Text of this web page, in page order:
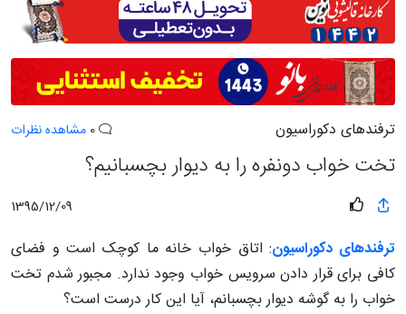
ترفندهای دکوراسیون مشاهده نظرات
تخت خواب دونفره را به دیوار بچسبانیم؟
1395/12/09
ترفندهای دکوراسیون: اتاق خواب خانه ما کوچک است و فضای
کافی برای قرار دادن سرویس خواب وجود ندارد. مجبور شدم تخت
خواب را به گوشه دیوار بچسبانم، آیا این کار درست است؟